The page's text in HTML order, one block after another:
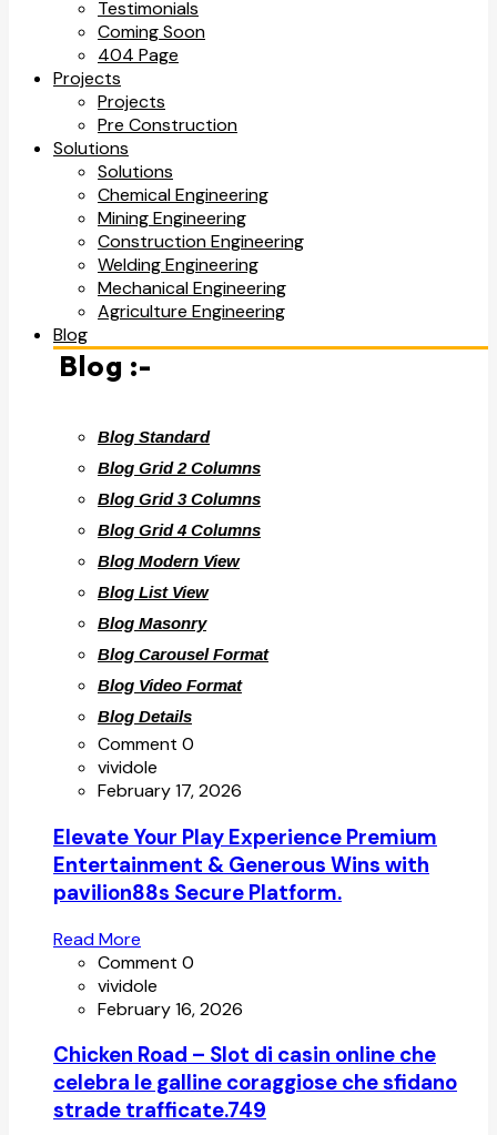
Testimonials
Coming Soon
404 Page
Projects
Projects
Pre Construction
Solutions
Solutions
Chemical Engineering
Mining Engineering
Construction Engineering
Welding Engineering
Mechanical Engineering
Agriculture Engineering
Blog
Blog :-
Blog Standard
Blog Grid 2 Columns
Blog Grid 3 Columns
Blog Grid 4 Columns
Blog Modern View
Blog List View
Blog Masonry
Blog Carousel Format
Blog Video Format
Blog Details
Comment 0
vividole
February 17, 2026
Elevate Your Play Experience Premium
Entertainment & Generous Wins with
pavilion88s Secure Platform.
Read More
Comment 0
vividole
February 16, 2026
Chicken Road – Slot di casin online che
celebra le galline coraggiose che sfidano
strade trafficate.749